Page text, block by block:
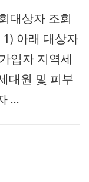
대상자 조회
아래 대상자
입자 지역세
대원 및 피부
…